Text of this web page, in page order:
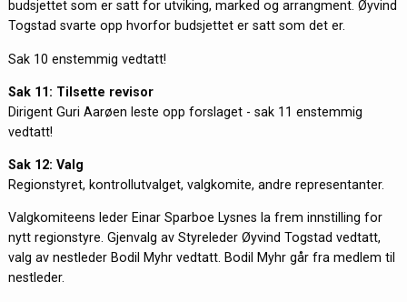
budsjettet som er satt for utviking, marked og arrangment. Øyvind
Togstad svarte opp hvorfor budsjettet er satt som det er.
Sak 10 enstemmig vedtatt!
Sak 11: Tilsette revisor
Dirigent Guri Aarøen leste opp forslaget - sak 11 enstemmig
vedtatt!
Sak 12: Valg
Regionstyret, kontrollutvalget, valgkomite, andre representanter.
Valgkomiteens leder Einar Sparboe Lysnes la frem innstilling for
nytt regionstyre. Gjenvalg av Styreleder Øyvind Togstad vedtatt,
valg av nestleder Bodil Myhr vedtatt. Bodil Myhr går fra medlem til
nestleder.